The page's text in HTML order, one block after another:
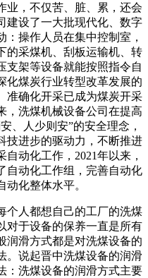
业，不仅苦、脏、累，还会
建设了一大批现代化、数字
操作人员在集中控制室，
的采煤机、刮板运输机、转
支架等设备就能按照指令自
化煤炭行业转型改革发展的
准确化开采已成为煤炭开采
，洗煤机械设备公司在提高
、人少则安”的安全理念，
技进步的驱动力，不断推进
动化工作，2021年以来，
自动化工作组，完善自动化
化整体水平。
个人都想自己的工厂的洗煤
对于设备的保养一直是所有
润滑方式都是对洗煤设备的
。说起晋中洗煤设备的润滑
：洗煤设备的润滑方式主要